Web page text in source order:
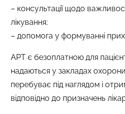
– консультації щодо
лікування;
– допомога у формуванні
АРТ є безоплатною для
надаються у закладах
перебуває під наглядом і
відповідно до призначень